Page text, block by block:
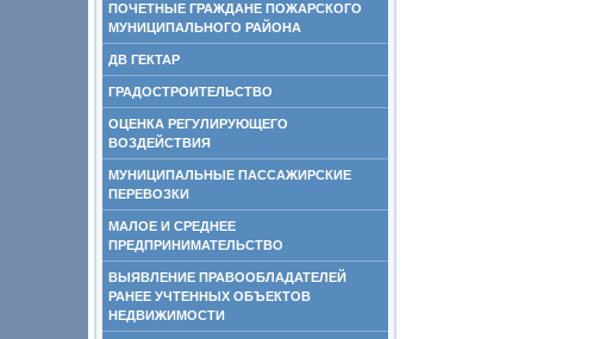
ПОЧЕТНЫЕ ГРАЖДАНЕ ПОЖАРСКОГО
МУНИЦИПАЛЬНОГО РАЙОНА
ДВ ГЕКТАР
ГРАДОСТРОИТЕЛЬСТВО
ОЦЕНКА РЕГУЛИРУЮЩЕГО
ВОЗДЕЙСТВИЯ
МУНИЦИПАЛЬНЫЕ ПАССАЖИРСКИЕ
ПЕРЕВОЗКИ
МАЛОЕ И СРЕДНЕЕ
ПРЕДПРИНИМАТЕЛЬСТВО
ВЫЯВЛЕНИЕ ПРАВООБЛАДАТЕЛЕЙ
РАНЕЕ УЧТЕННЫХ ОБЪЕКТОВ
НЕДВИЖИМОСТИ